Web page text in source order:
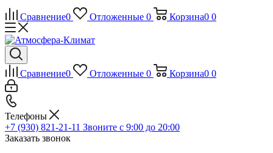
Сравнение0 Отложенные 0 Корзина0 0
Сравнение0 Отложенные 0 Корзина0 0
Телефоны
+7 (930) 821-21-11 Звоните с 9:00 до 20:00
Заказать звонок